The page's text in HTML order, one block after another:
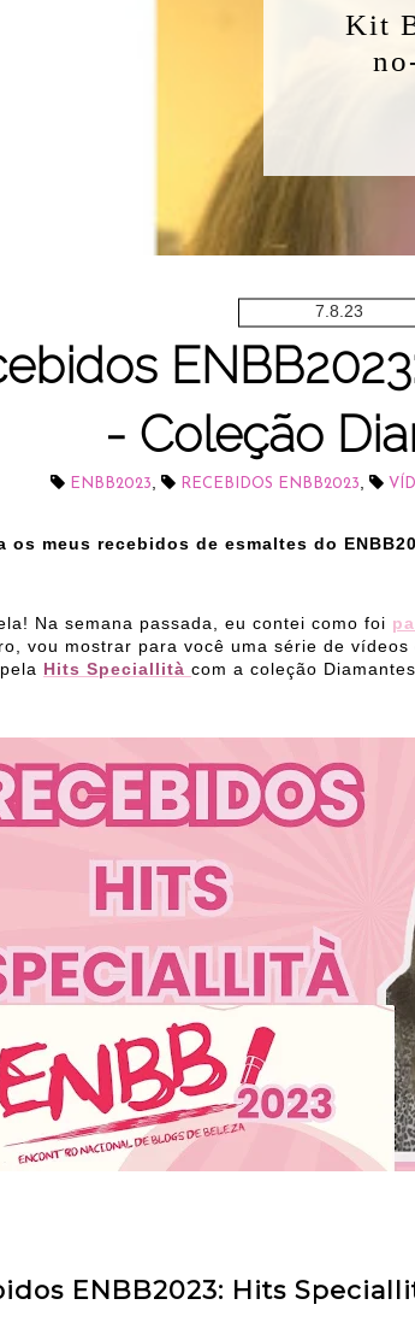
Kit
7.8.23
- Coleção
ENBB2023 RECEBIDOS ENBB2023
os meus recebidos de esmaltes do
Na semana passada, eu contei como foi
vou mostrar para você uma série de vídeos
Hits Speciallità com a coleção Diamantes.
ENBB2023: Hits